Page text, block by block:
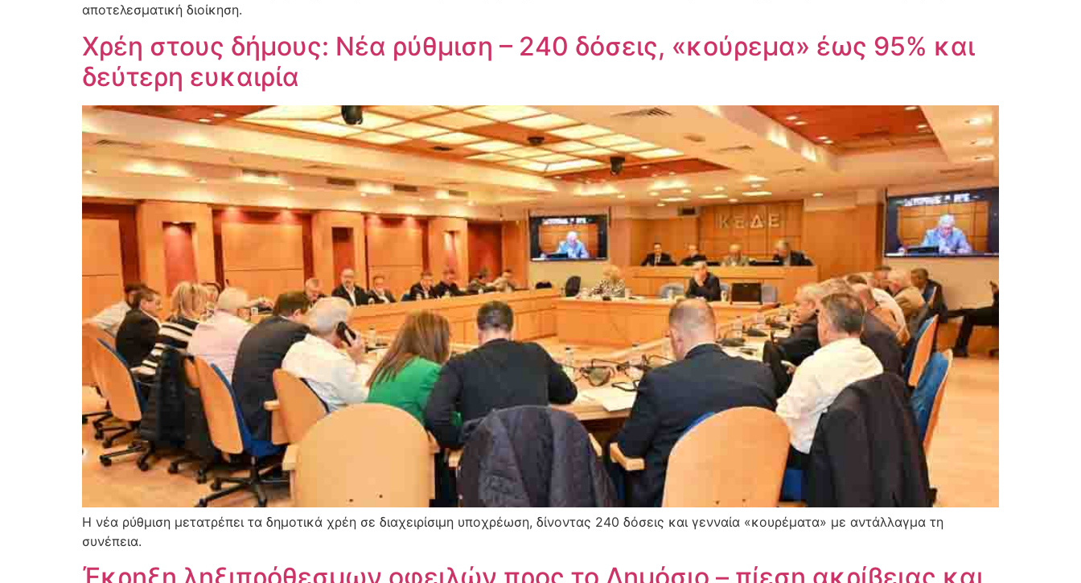
αποτελεσματική διοίκηση.
Χρέη στους δήμους: Νέα ρύθμιση – 240 δόσεις, «κούρεμα» έως 95% και
δεύτερη ευκαιρία
Η νέα ρύθμιση μετατρέπει τα δημοτικά χρέη σε διαχειρίσιμη υποχρέωση, δίνοντας 240 δόσεις και γενναία «κουρέματα» με αντάλλαγμα τη
συνέπεια.